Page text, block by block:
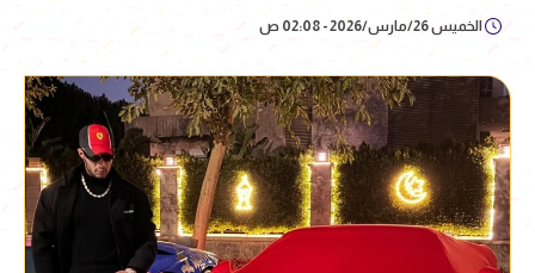
الخميس 26/مارس/2026 - 02:08 ص